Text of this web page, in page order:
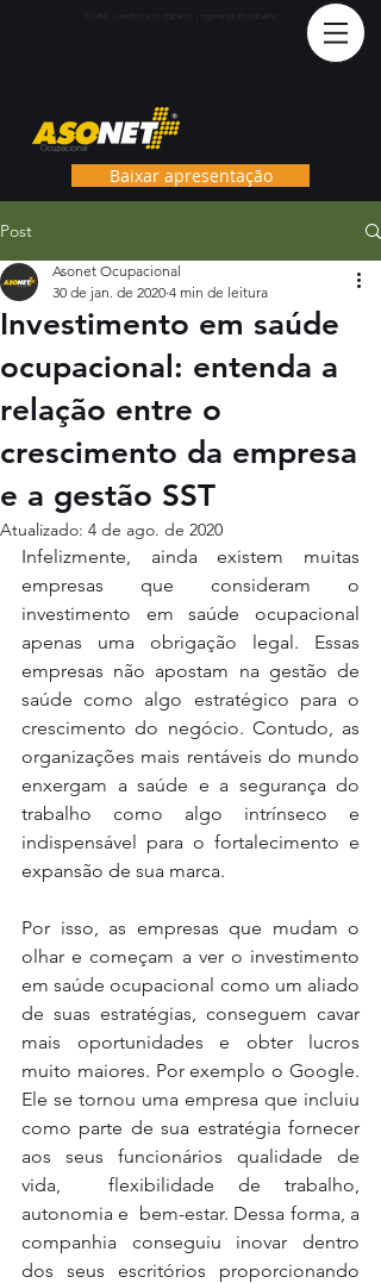
Baixar apresentação
Post
Investimento em saúde
ocupacional: entenda a
relação entre o
crescimento da empresa
e a gestão SST
Asonet Ocupacional
30 de jan. de 2020 4 min de leitura
Atualizado: 4 de ago. de 2020
Infelizmente, ainda existem muitas
empresas que consideram o
investimento em saúde ocupacional
apenas uma obrigação legal. Essas
empresas não apostam na gestão de
saúde como algo estratégico para o
crescimento do negócio. Contudo, as
organizações mais rentáveis do mundo
enxergam a saúde e a segurança do
trabalho como algo intrínseco e
indispensável para o fortalecimento e
expansão de sua marca.
Por isso, as empresas que mudam o
olhar e começam a ver o investimento
em saúde ocupacional como um aliado
de suas estratégias, conseguem cavar
mais oportunidades e obter lucros
muito maiores. Por exemplo o Google.
Ele se tornou uma empresa que incluiu
como parte de sua estratégia fornecer
aos seus funcionários qualidade de
vida,  flexibilidade de trabalho,
autonomia e  bem-estar. Dessa forma, a
companhia conseguiu inovar dentro
dos seus escritórios proporcionando